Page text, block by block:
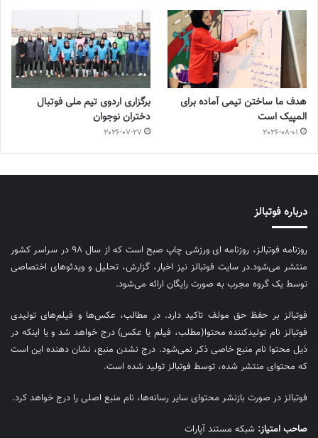
هدف ما ساختن تیمی آماده برای
المپیک است
2026-08-01
برگزاری اردوی تیم ملی فوتبال
دختران نوجوان
2026-07-27
درباره فوتبالز
روزنامه فوتبالز، روزنامه ای ورزشی چاپ صبح است که از سال ۹۸ در سراسر کشور
منتشر می‌شود.در سایت فوتبالز نیز اخبار، گزارش، تحلیل و ویدئوهای اختصاصی
توسط یک گروه مجرب به صورت رایگان ارائه می‌شود.
فوتبالز بر حفظ حق مولف تاکید دارد. در مطالب، عکس‌ها و فیلم‌های تولیدی
فوتبالز نام تولیدکننده محتوا(مطلب، فیلم یا عکس) درج خواهد شد و یا اینکه در
ذیل محتوا نام منبع خاصی ذکر نمی‌‎شود. درج نشدن منبع، نشان دهنده این است
که محتوای منتشر شده، توسط فوتبالز تولید شده است.
فوتبالز در صورت بازنشر محتوای سایر رسانه‌ها، نام منبع اصلی را درج خواهد کرد.
صاحب امتیاز: شبکه مستند آپارات